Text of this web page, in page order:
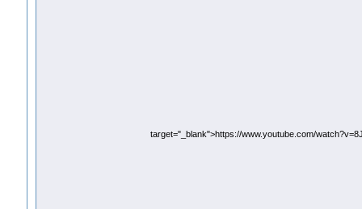
target="_blank">https://www.youtube.com/